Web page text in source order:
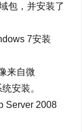
包，并安装了
7安装
来自微
安装。
Server 2008